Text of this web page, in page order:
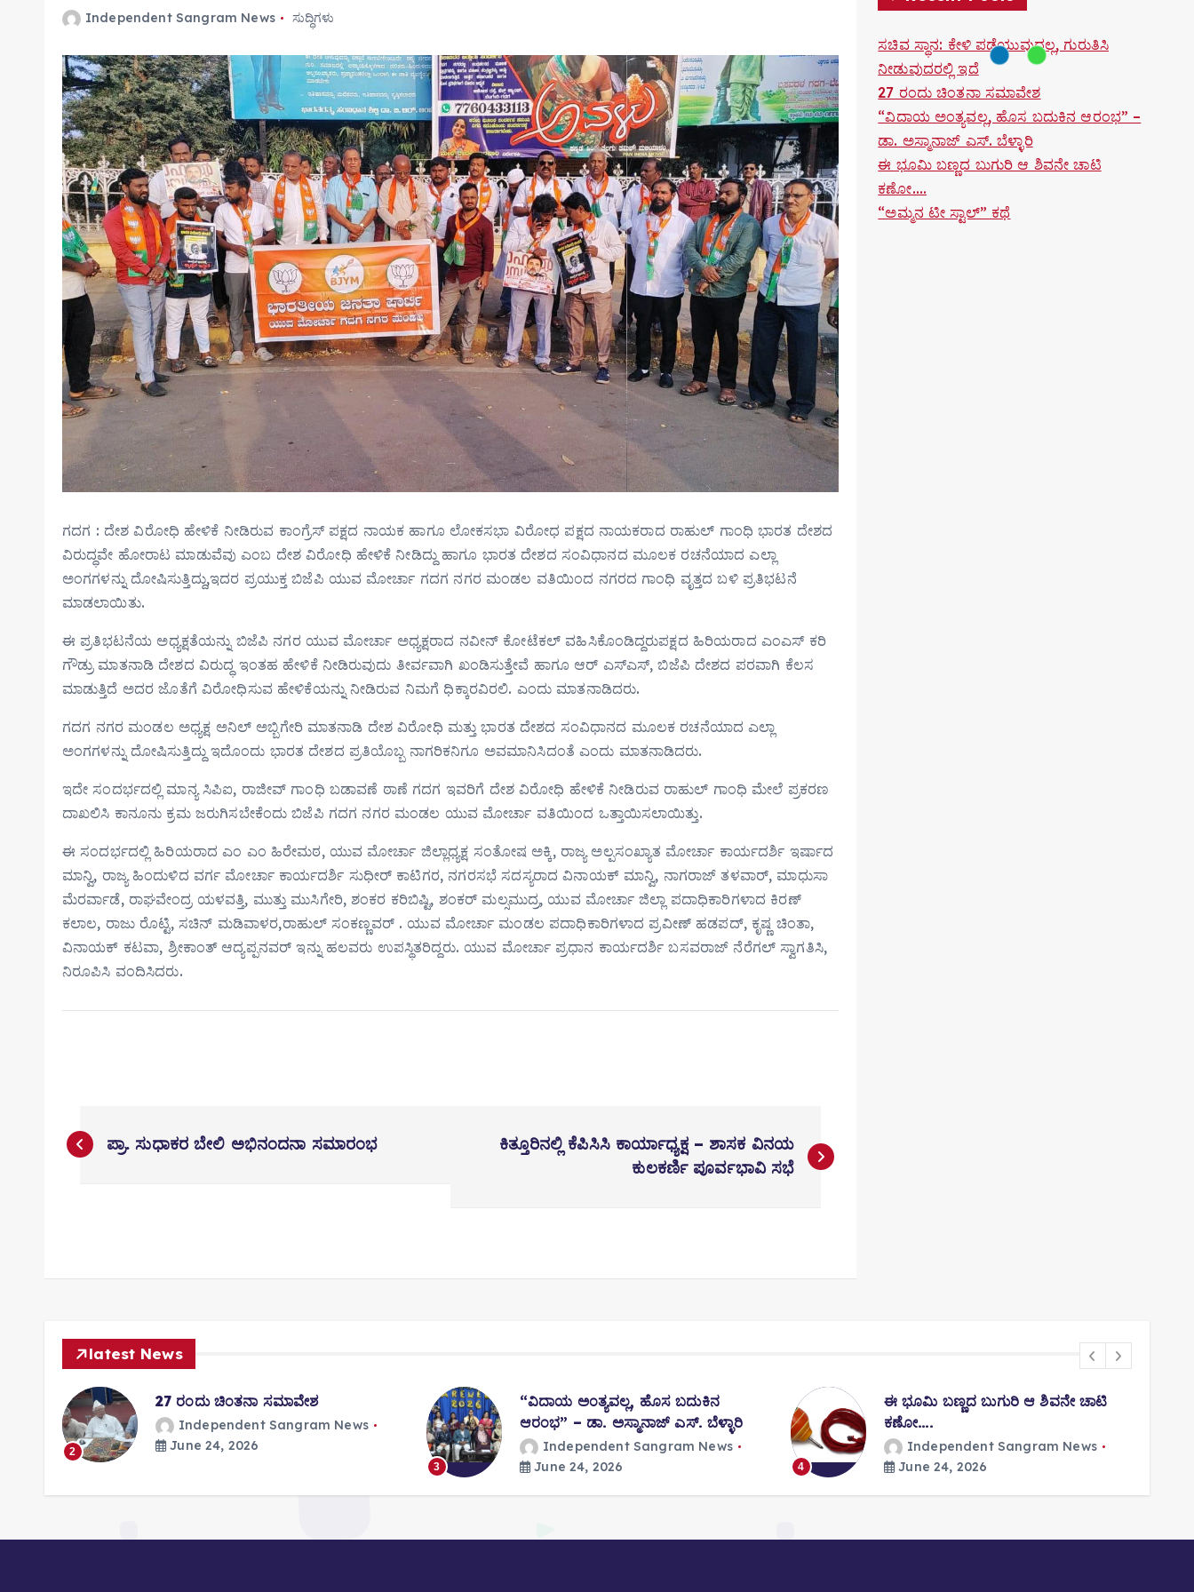
Independent Sangram News ಸುದ್ಧಿಗಳು
ಗದಗ : ದೇಶ ವಿರೋಧಿ ಹೇಳಿಕೆ ನೀಡಿರುವ ಕಾಂಗ್ರೆಸ್ ಪಕ್ಷದ ನಾಯಕ ಹಾಗೂ ಲೋಕಸಭಾ ವಿರೋಧ ಪಕ್ಷದ ನಾಯಕರಾದ ರಾಹುಲ್ ಗಾಂಧಿ ಭಾರತ ದೇಶದ
ವಿರುದ್ಧವೇ ಹೋರಾಟ ಮಾಡುವೆವು ಎಂಬ ದೇಶ ವಿರೋಧಿ ಹೇಳಿಕೆ ನೀಡಿದ್ದು ಹಾಗೂ ಭಾರತ ದೇಶದ ಸಂವಿಧಾನದ ಮೂಲಕ ರಚನೆಯಾದ ಎಲ್ಲಾ
ಅಂಗಗಳನ್ನು ದೋಷಿಸುತ್ತಿದ್ದು,ಇದರ ಪ್ರಯುಕ್ತ ಬಿಜೆಪಿ ಯುವ ಮೋರ್ಚಾ ಗದಗ ನಗರ ಮಂಡಲ ವತಿಯಿಂದ ನಗರದ ಗಾಂಧಿ ವೃತ್ತದ ಬಳಿ ಪ್ರತಿಭಟನೆ
ಮಾಡಲಾಯಿತು.
ಈ ಪ್ರತಿಭಟನೆಯ ಅಧ್ಯಕ್ಷತೆಯನ್ನು ಬಿಜೆಪಿ ನಗರ ಯುವ ಮೋರ್ಚಾ ಅಧ್ಯಕ್ಷರಾದ ನವೀನ್ ಕೋಟೆಕಲ್ ವಹಿಸಿಕೊಂಡಿದ್ದರುಪಕ್ಷದ ಹಿರಿಯರಾದ ಎಂಎಸ್ ಕರಿ
ಗೌಡ್ರು ಮಾತನಾಡಿ ದೇಶದ ವಿರುದ್ಧ ಇಂತಹ ಹೇಳಿಕೆ ನೀಡಿರುವುದು ತೀರ್ವವಾಗಿ ಖಂಡಿಸುತ್ತೇವೆ ಹಾಗೂ ಆರ್ ಎಸ್ಎಸ್, ಬಿಜೆಪಿ ದೇಶದ ಪರವಾಗಿ ಕೆಲಸ
ಮಾಡುತ್ತಿದೆ ಅದರ ಜೊತೆಗೆ ವಿರೋಧಿಸುವ ಹೇಳಿಕೆಯನ್ನು ನೀಡಿರುವ ನಿಮಗೆ ಧಿಕ್ಕಾರವಿರಲಿ. ಎಂದು ಮಾತನಾಡಿದರು.
ಗದಗ ನಗರ ಮಂಡಲ ಅಧ್ಯಕ್ಷ ಅನಿಲ್ ಅಬ್ಬಿಗೇರಿ ಮಾತನಾಡಿ ದೇಶ ವಿರೋಧಿ ಮತ್ತು ಭಾರತ ದೇಶದ ಸಂವಿಧಾನದ ಮೂಲಕ ರಚನೆಯಾದ ಎಲ್ಲಾ
ಅಂಗಗಳನ್ನು ದೋಷಿಸುತ್ತಿದ್ದು ಇದೊಂದು ಭಾರತ ದೇಶದ ಪ್ರತಿಯೊಬ್ಬ ನಾಗರಿಕನಿಗೂ ಅವಮಾನಿಸಿದಂತೆ ಎಂದು ಮಾತನಾಡಿದರು.
ಇದೇ ಸಂದರ್ಭದಲ್ಲಿ ಮಾನ್ಯ ಸಿಪಿಐ, ರಾಜೀವ್ ಗಾಂಧಿ ಬಡಾವಣೆ ಠಾಣೆ ಗದಗ ಇವರಿಗೆ ದೇಶ ವಿರೋಧಿ ಹೇಳಿಕೆ ನೀಡಿರುವ ರಾಹುಲ್ ಗಾಂಧಿ ಮೇಲೆ ಪ್ರಕರಣ
ದಾಖಲಿಸಿ ಕಾನೂನು ಕ್ರಮ ಜರುಗಿಸಬೇಕೆಂದು ಬಿಜೆಪಿ ಗದಗ ನಗರ ಮಂಡಲ ಯುವ ಮೋರ್ಚಾ ವತಿಯಿಂದ ಒತ್ತಾಯಿಸಲಾಯಿತ್ತು.
ಈ ಸಂದರ್ಭದಲ್ಲಿ ಹಿರಿಯರಾದ ಎಂ ಎಂ ಹಿರೇಮಠ, ಯುವ ಮೋರ್ಚಾ ಜಿಲ್ಲಾಧ್ಯಕ್ಷ ಸಂತೋಷ ಅಕ್ಕಿ, ರಾಜ್ಯ ಅಲ್ಪಸಂಖ್ಯಾತ ಮೋರ್ಚಾ ಕಾರ್ಯದರ್ಶಿ ಇರ್ಷಾದ
ಮಾನ್ವಿ, ರಾಜ್ಯ ಹಿಂದುಳಿದ ವರ್ಗ ಮೋರ್ಚಾ ಕಾರ್ಯದರ್ಶಿ ಸುಧೀರ್ ಕಾಟಿಗರ, ನಗರಸಭೆ ಸದಸ್ಯರಾದ ವಿನಾಯಕ್ ಮಾನ್ವಿ, ನಾಗರಾಜ್ ತಳವಾರ್, ಮಾಧುಸಾ
ಮೆರರ್ವಾಡೆ, ರಾಘವೇಂದ್ರ ಯಳವತ್ತಿ, ಮುತ್ತು ಮುಸಿಗೇರಿ, ಶಂಕರ ಕರಿಬಿಷ್ಟಿ, ಶಂಕರ್ ಮಲ್ಸಮುದ್ರ, ಯುವ ಮೋರ್ಚಾ ಜಿಲ್ಲಾ ಪದಾಧಿಕಾರಿಗಳಾದ ಕಿರಣ್
ಕಲಾಲ, ರಾಜು ರೊಟ್ಟಿ, ಸಚಿನ್ ಮಡಿವಾಳರ,ರಾಹುಲ್ ಸಂಕಣ್ಣವರ್ . ಯುವ ಮೋರ್ಚಾ ಮಂಡಲ ಪದಾಧಿಕಾರಿಗಳಾದ ಪ್ರವೀಣ್ ಹಡಪದ್, ಕೃಷ್ಣ ಚಿಂತಾ,
ವಿನಾಯಕ್ ಕಟವಾ, ಶ್ರೀಕಾಂತ್ ಆದ್ಯಪ್ಪನವರ್ ಇನ್ನು ಹಲವರು ಉಪಸ್ಥಿತರಿದ್ದರು. ಯುವ ಮೋರ್ಚಾ ಪ್ರಧಾನ ಕಾರ್ಯದರ್ಶಿ ಬಸವರಾಜ್ ನೆರೆಗಲ್ ಸ್ವಾಗತಿಸಿ,
ನಿರೂಪಿಸಿ ವಂದಿಸಿದರು.
o
a
t
o
n
ಪ್ರಾ. ಸುಧಾಕರ ಬೇಲಿ ಅಭಿನಂದನಾ ಸಮಾರಂಭ
ಕಿತ್ತೂರಿನಲ್ಲಿ ಕೆಪಿಸಿಸಿ ಕಾರ್ಯಾಧ್ಯಕ್ಷ – ಶಾಸಕ ವಿನಯ
ಕುಲಕರ್ಣಿ ಪೂರ್ವಭಾವಿ ಸಭೆ
ಸಚಿವ ಸ್ಥಾನ: ಕೇಳಿ ಪಡೆಯುವುದಲ್ಲ, ಗುರುತಿಸಿ
ನೀಡುವುದರಲ್ಲಿ ಇದೆ
27 ರಂದು ಚಿಂತನಾ ಸಮಾವೇಶ
“ವಿದಾಯ ಅಂತ್ಯವಲ್ಲ, ಹೊಸ ಬದುಕಿನ ಆರಂಭ” –
ಡಾ. ಅಸ್ಮಾನಾಜ್ ಎಸ್. ಬೆಳ್ಳಾರಿ
ಈ ಭೂಮಿ ಬಣ್ಣದ ಬುಗುರಿ ಆ ಶಿವನೇ ಚಾಟಿ
ಕಣೋ….
“ಅಮ್ಮನ ಟೀ ಸ್ಟಾಲ್” ಕಥೆ
latest News
2
27 ರಂದು ಚಿಂತನಾ ಸಮಾವೇಶ
Independent Sangram News
June 24, 2026
3
“ವಿದಾಯ ಅಂತ್ಯವಲ್ಲ, ಹೊಸ ಬದುಕಿನ
ಆರಂಭ” – ಡಾ. ಅಸ್ಮಾನಾಜ್ ಎಸ್. ಬೆಳ್ಳಾರಿ
Independent Sangram News
June 24, 2026
4
ಈ ಭೂಮಿ ಬಣ್ಣದ ಬುಗುರಿ ಆ ಶಿವನೇ ಚಾಟಿ
ಕಣೋ….
Independent Sangram News
June 24, 2026